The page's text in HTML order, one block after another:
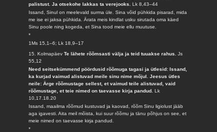
palistust. Ja otsekohe lakkas ta verejooks.Lk 8,43–44
Issand, Sinul on meelevald surma üle. Sina võid pühkida pisarad, mida
me ise ei jaksa pühkida. Ärata meis kindlat usku sirutada oma käed
Sinu poole ning kogeda, et Sina tood meie ellu muutuse.
*
1Ms 15,1–6; Lk 18,9–17
15. KolmapäevTe lähete rõõmsasti välja ja teid tuuakse rahus.Js
55,12
Need seitsekümmend pöördusid rõõmuga tagasi ja ütlesid: Issand,
ka kurjad vaimud alistuvad meile sinu nime mõjul. Jeesus ütles
neile: Ärge rõõmustage sellest, et vaimud teile alistuvad, vaid
rõõmustage, et teie nimed on taevasse kirja pandud.Lk
10,17.18.20
Issand, maailma rõõmud kustuvad ja kaovad, rõõm Sinu ligiolust jääb
aga igavesti. Aita meil mõista, kui suur rõõmu ja tänu põhjus on see, et
meie nimed on taevasse kirja pandud.
*